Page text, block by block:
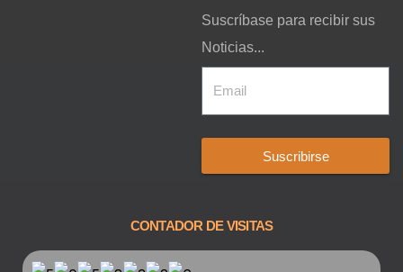
Suscríbase para recibir sus
Noticias...
Suscribirse
CONTADOR DE VISITAS